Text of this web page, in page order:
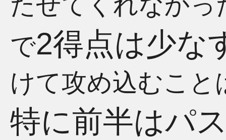
で2得点は少な
けて攻め込むこ
特に前半はパ